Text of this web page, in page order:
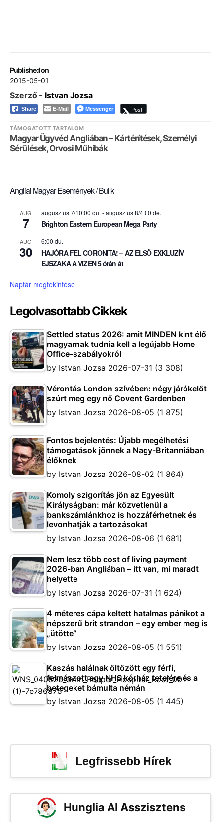
Published on
2015-05-01
Szerző - Istvan Jozsa
Share E-Mail Messenger Post
TÁMOGATOTT TARTALOM
Magyar Ügyvéd Angliában – Kártérítések, Személyi
Sérülések, Orvosi Műhibák
Angliai Magyar Események / Bulik
AUG
7
augusztus 7/10:00 du. -augusztus 8/4:00 de.
Brighton Eastern European Mega Party
AUG
30
6:00 du.
HAJÓRA FEL CORONITA! – AZ ELSŐ EXKLUZÍV
ÉJSZAKA A VIZEN 5 órán át
Naptár megtekintése
Legolvasottabb Cikkek
Settled status 2026: amit MINDEN kint élő
magyarnak tudnia kell a legújabb Home
Office-szabályokról
by Istvan Jozsa 2026-07-31 (3 308)
Vérontás London szívében: négy járókelőt
szúrt meg egy nő Covent Gardenben
by Istvan Jozsa 2026-08-05 (1 875)
Fontos bejelentés: Újabb megélhetési
támogatások jönnek a Nagy-Britanniában
élőknek
by Istvan Jozsa 2026-08-02 (1 864)
Komoly szigorítás jön az Egyesült
Királyságban: már közvetlenül a
bankszámlánkhoz is hozzáférhetnek és
levonhatják a tartozásokat
by Istvan Jozsa 2026-08-06 (1 681)
Nem lesz több cost of living payment
2026-ban Angliában – itt van, mi maradt
helyette
by Istvan Jozsa 2026-07-31 (1 624)
4 méteres cápa keltett hatalmas pánikot a
népszerű brit strandon – egy ember meg is
„ütötte”
by Istvan Jozsa 2026-08-05 (1 551)
Kaszás halálnak öltözött egy férfi,
felmászott egy NHS kórház tetejére és a
betegeket bámulta némán
by Istvan Jozsa 2026-08-05 (1 445)
Legfrissebb Hírek
Hunglia AI Asszisztens